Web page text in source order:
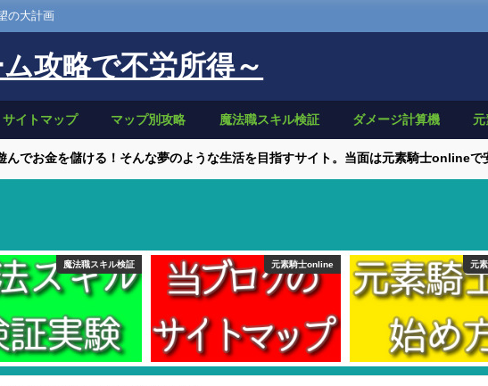
の大計画
攻略で不労所得～
サイトマップ マップ別攻略 魔法職スキル検証 ダメージ計算機
んでお金を儲ける！そんな夢のような生活を目指すサイト。当面は元素騎士onlineで
魔法職スキル検証 元素騎士online 元